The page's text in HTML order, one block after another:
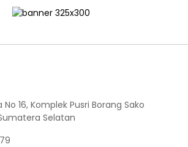
No 16, Komplek Pusri Borang Sako
Selatan